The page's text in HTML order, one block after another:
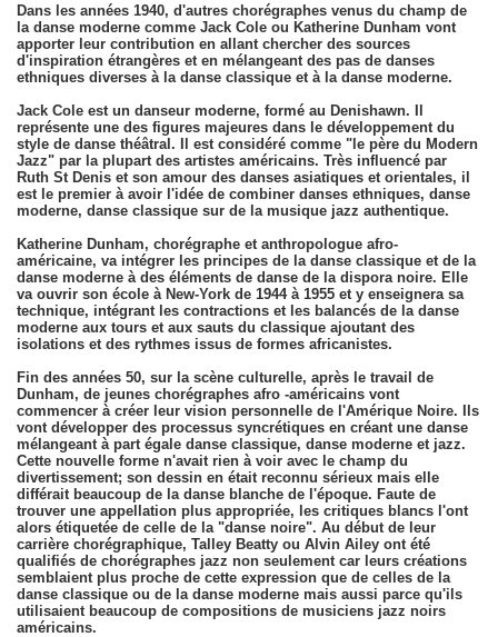
Dans les années 1940, d'autres chorégraphes venus du champ de
la danse moderne comme Jack Cole ou Katherine Dunham vont
apporter leur contribution en allant chercher des sources
d'inspiration étrangères et en mélangeant des pas de danses
ethniques diverses à la danse classique et à la danse moderne.
Jack Cole est un danseur moderne, formé au Denishawn. Il
représente une des figures majeures dans le développement du
style de danse théâtral. Il est considéré comme "le père du Modern
Jazz" par la plupart des artistes américains. Très influencé par
Ruth St Denis et son amour des danses asiatiques et orientales, il
est le premier à avoir l'idée de combiner danses ethniques, danse
moderne, danse classique sur de la musique jazz authentique.
Katherine Dunham, chorégraphe et anthropologue afro-
américaine, va intégrer les principes de la danse classique et de la
danse moderne à des éléments de danse de la dispora noire. Elle
va ouvrir son école à New-York de 1944 à 1955 et y enseignera sa
technique, intégrant les contractions et les balancés de la danse
moderne aux tours et aux sauts du classique ajoutant des
isolations et des rythmes issus de formes africanistes.
Fin des années 50, sur la scène culturelle, après le travail de
Dunham, de jeunes chorégraphes afro -américains vont
commencer à créer leur vision personnelle de l'Amérique Noire. Ils
vont développer des processus syncrétiques en créant une danse
mélangeant à part égale danse classique, danse moderne et jazz.
Cette nouvelle forme n'avait rien à voir avec le champ du
divertissement; son dessin en était reconnu sérieux mais elle
différait beaucoup de la danse blanche de l'époque. Faute de
trouver une appellation plus appropriée, les critiques blancs l'ont
alors étiquetée de celle de la "danse noire". Au début de leur
carrière chorégraphique, Talley Beatty ou Alvin Ailey ont été
qualifiés de chorégraphes jazz non seulement car leurs créations
semblaient plus proche de cette expression que de celles de la
danse classique ou de la danse moderne mais aussi parce qu'ils
utilisaient beaucoup de compositions de musiciens jazz noirs
américains.